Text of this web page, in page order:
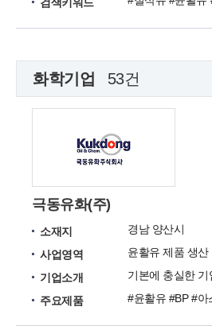
화학기업 53건
극동유화(주)
소재지
경남 양산시
사업영역
윤활유 제품 생산
기업소개
주요제품
#윤활유 #BP #아